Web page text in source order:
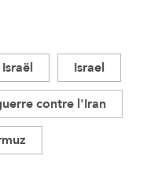
Israël
Israel
contre l'Iran